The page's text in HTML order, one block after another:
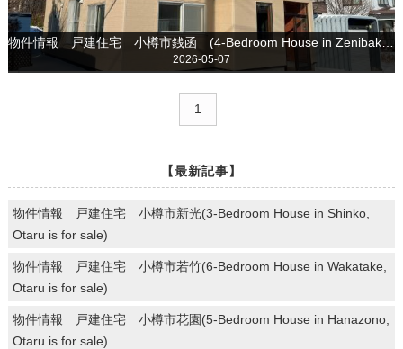
物件情報 戸建住宅 小樽市銭函 (4-Bedroom House in Zenibako, Otaru is for sale)
2026-05-07
1
【最新記事】
物件情報 戸建住宅 小樽市新光(3-Bedroom House in Shinko,
Otaru is for sale)
物件情報 戸建住宅 小樽市若竹(6-Bedroom House in Wakatake,
Otaru is for sale)
物件情報 戸建住宅 小樽市花園(5-Bedroom House in Hanazono,
Otaru is for sale)